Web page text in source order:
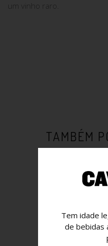
um vinho raro.
TAMBÉM
Tem idade
de bebidas